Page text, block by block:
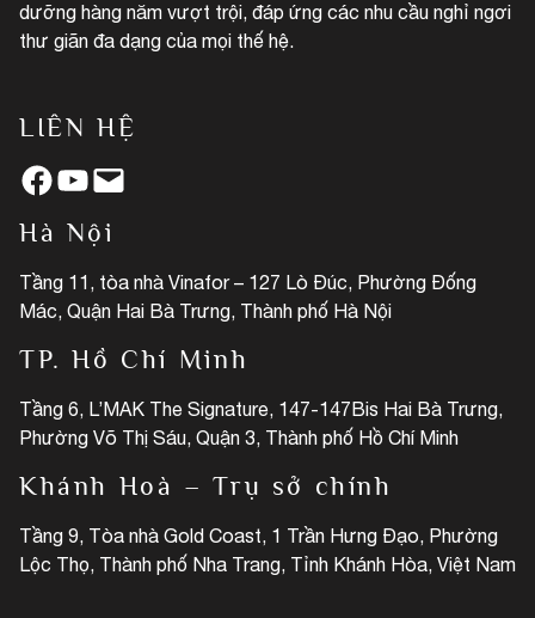
dưỡng hàng năm vượt trội, đáp ứng các nhu cầu nghỉ ngơi
thư giãn đa dạng của mọi thế hệ.
LIÊN HỆ
Facebook YouTube Mail
Hà Nội
Tầng 11, tòa nhà Vinafor – 127 Lò Đúc, Phường Đống
Mác, Quận Hai Bà Trưng, Thành phố Hà Nội
TP. Hồ Chí Minh
Tầng 6, L’MAK The Signature, 147-147Bis Hai Bà Trưng,
Phường Võ Thị Sáu, Quận 3, Thành phố Hồ Chí Minh
Khánh Hoà – Trụ sở chính
Tầng 9, Tòa nhà Gold Coast, 1 Trần Hưng Đạo, Phường
Lộc Thọ, Thành phố Nha Trang, Tỉnh Khánh Hòa, Việt Nam